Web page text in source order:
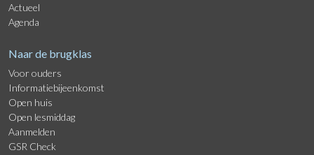
Actueel
Agenda
Naar de brugklas
Voor ouders
Informatiebijeenkomst
Open huis
Open lesmiddag
Aanmelden
GSR Check